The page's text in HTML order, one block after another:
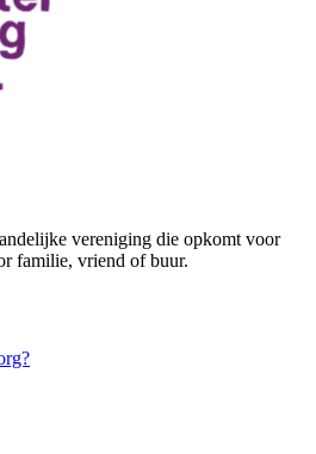
vereniging die opkomt voor
familie, vriend of buur.